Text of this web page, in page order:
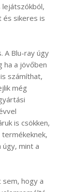
lejátszókból,
sikeres is
A Blu-ray úgy
ha a jövőben
számíthat,
még
is csökken,
úgy, mint a
hogy a